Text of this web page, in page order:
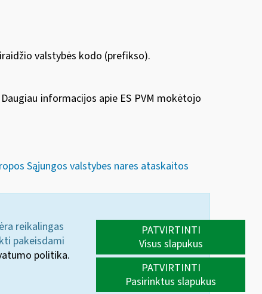
valstybės kodo (prefikso).
informacijos apie ES PVM mokėtojo
Sąjungos valstybes nares ataskaitos
reikalingas
pakeisdami
politika.
PATVIRTINTI
Visus slapukus
PATVIRTINTI
Pasirinktus slapukus